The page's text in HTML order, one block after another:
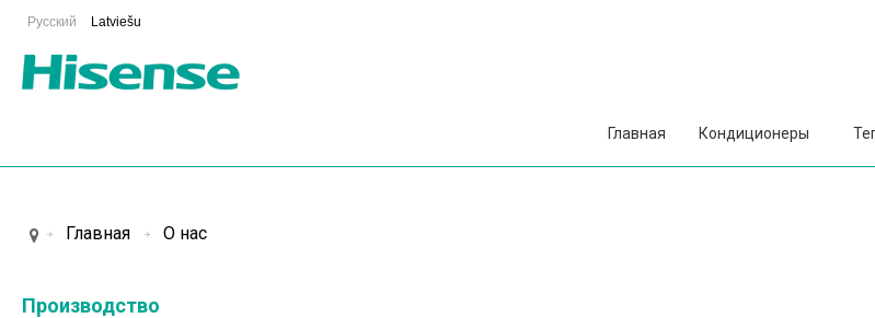
Русский Latviešu
Главная Кондиционеры
Главная О нас
Производство